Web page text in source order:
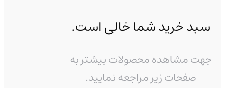
سبد خرید شما خالی است.
جهت مشاهده محصولات بیشتر به
صفحات زیر مراجعه نمایید.